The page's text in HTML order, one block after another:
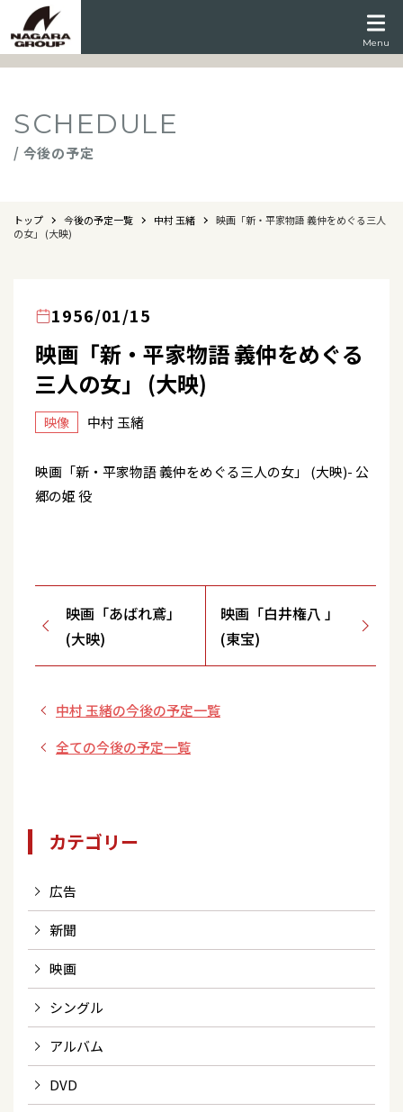
Menu
SCHEDULE
/ 今後の予定
トップ 今後の予定一覧 中村 玉緒
映画「新・平家物語 義仲をめぐる三人
の女」 (大映)
1956/01/15
映画「新・平家物語 義仲をめぐる
三人の女」 (大映)
映像 中村 玉緒
映画「新・平家物語 義仲をめぐる三人の女」 (大映)- 公
郷の姫 役
映画「あばれ鳶」
(大映)
映画「白井権八 」
(東宝)
中村 玉緒の今後の予定一覧
全ての今後の予定一覧
カテゴリー
広告
新聞
映画
シングル
アルバム
DVD